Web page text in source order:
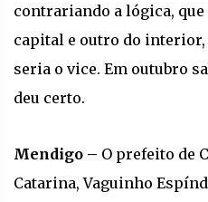
contrariando a lógica,
capital e outro do
seria o vice. Em outubro
deu certo.
Mendigo – O prefeito de
Catarina, Vaguinho